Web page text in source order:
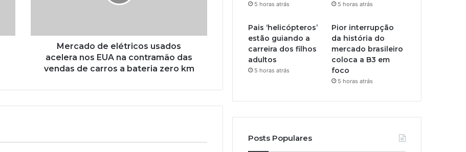
Mercado de elétricos usados
acelera nos EUA na contramão das
vendas de carros a bateria zero km
5 horas atrás 5 horas atrás
Pais ‘helicópteros’
estão guiando a
carreira dos filhos
adultos
5 horas atrás
Pior interrupção
da história do
mercado brasileiro
coloca a B3 em
foco
5 horas atrás
Posts Populares